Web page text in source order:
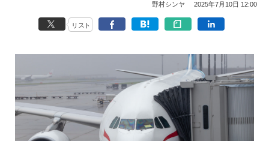
野村シンヤ 2025年7月10日 12:00
リスト